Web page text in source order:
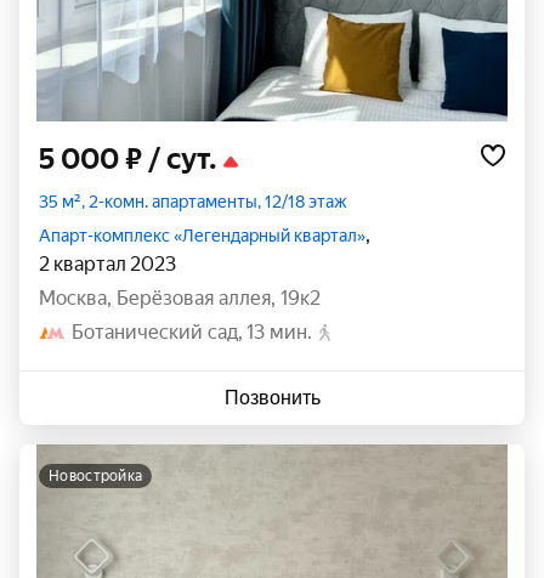
5 000 ₽ / сут.
35 м², 2-комн. апартаменты, 12/18 этаж
Апарт-комплекс «Легендарный квартал»,
2 квартал 2023
Москва, Берёзовая аллея, 19к2
Ботанический сад 13 мин.
Позвонить
новостройка